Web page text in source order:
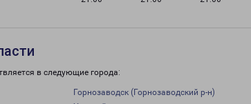
в следующие города:
Горнозаводск (Горнозаводский р-н)